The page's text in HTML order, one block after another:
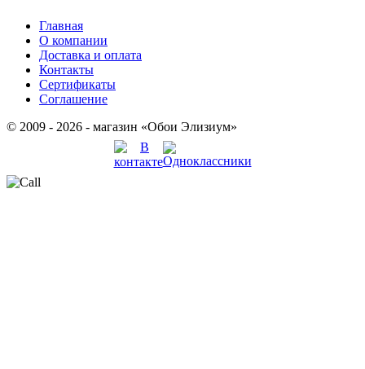
Главная
О компании
Доставка и оплата
Контакты
Сертификаты
Соглашение
© 2009 - 2026 - магазин «Обои Элизиум»